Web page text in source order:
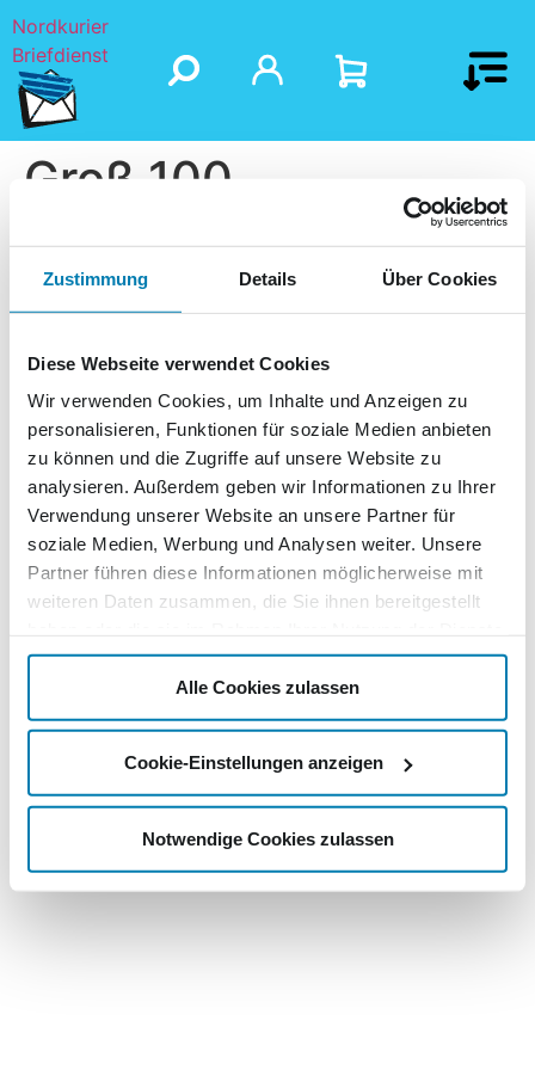
Zustimmung Details Über Cookies
Diese Webseite verwendet Cookies
Wir verwenden Cookies, um Inhalte und Anzeigen zu
personalisieren, Funktionen für soziale Medien anbieten
zu können und die Zugriffe auf unsere Website zu
analysieren. Außerdem geben wir Informationen zu Ihrer
Verwendung unserer Website an unsere Partner für
soziale Medien, Werbung und Analysen weiter. Unsere
Partner führen diese Informationen möglicherweise mit
weiteren Daten zusammen, die Sie ihnen bereitgestellt
gesammelt haben.
Alle Cookies zulassen
Cookie-Einstellungen anzeigen
Notwendige Cookies zulassen
Nordkurier
Briefdienst
Groß 100